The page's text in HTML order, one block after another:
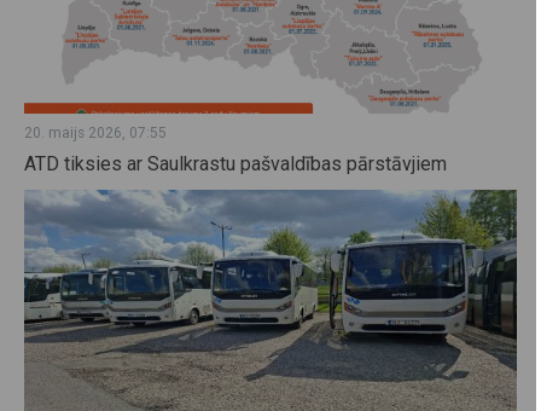
20. maijs 2026, 07:55
ATD tiksies ar Saulkrastu pašvaldības pārstāvjiem